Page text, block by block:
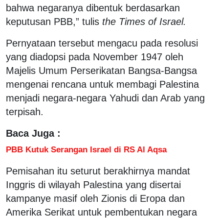
bahwa negaranya dibentuk berdasarkan
keputusan PBB,” tulis the Times of Israel.
Pernyataan tersebut mengacu pada resolusi
yang diadopsi pada November 1947 oleh
Majelis Umum Perserikatan Bangsa-Bangsa
mengenai rencana untuk membagi Palestina
menjadi negara-negara Yahudi dan Arab yang
terpisah.
Baca Juga :
PBB Kutuk Serangan Israel di RS Al Aqsa
Pemisahan itu seturut berakhirnya mandat
Inggris di wilayah Palestina yang disertai
kampanye masif oleh Zionis di Eropa dan
Amerika Serikat untuk pembentukan negara